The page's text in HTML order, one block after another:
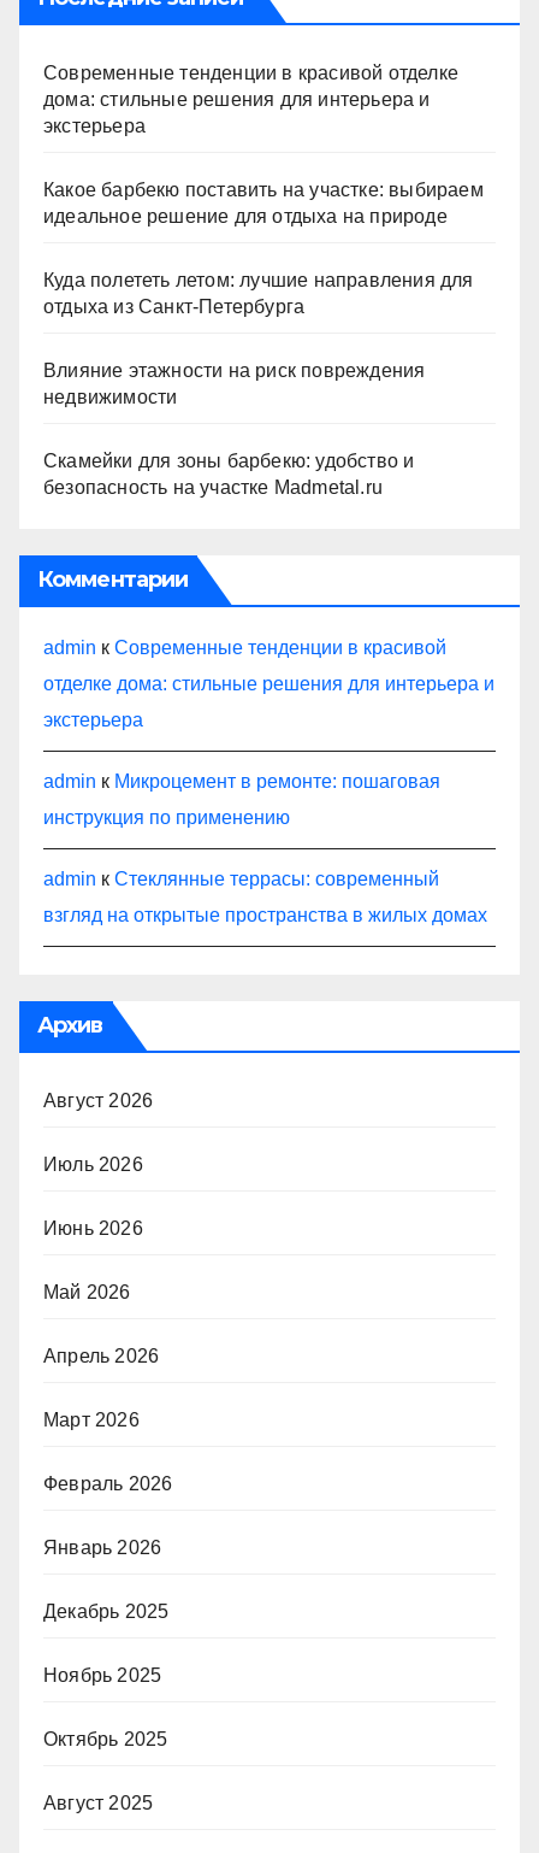
Современные тенденции в красивой отделке
дома: стильные решения для интерьера и
экстерьера
Какое барбекю поставить на участке: выбираем
идеальное решение для отдыха на природе
Куда полететь летом: лучшие направления для
отдыха из Санкт-Петербурга
Влияние этажности на риск повреждения
недвижимости
Скамейки для зоны барбекю: удобство и
безопасность на участке Madmetal.ru
Комментарии
admin к Современные тенденции в красивой
отделке дома: стильные решения для интерьера и
экстерьера
admin к Микроцемент в ремонте: пошаговая
инструкция по применению
admin к Стеклянные террасы: современный
взгляд на открытые пространства в жилых домах
Архив
Август 2026
Июль 2026
Июнь 2026
Май 2026
Апрель 2026
Март 2026
Февраль 2026
Январь 2026
Декабрь 2025
Ноябрь 2025
Октябрь 2025
Август 2025